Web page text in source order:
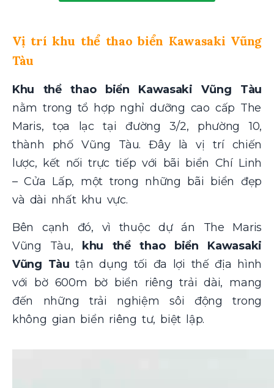
Vị trí khu thể thao biển Kawasaki Vũng
Tàu
Khu thể thao biển Kawasaki Vũng Tàu
nằm trong tổ hợp nghỉ dưỡng cao cấp The
Maris, tọa lạc tại đường 3/2, phường 10,
thành phố Vũng Tàu. Đây là vị trí chiến
lược, kết nối trực tiếp với bãi biển Chí Linh
– Cửa Lấp, một trong những bãi biển đẹp
và dài nhất khu vực.
Bên cạnh đó, vì thuộc dự án The Maris
Vũng Tàu, khu thể thao biển Kawasaki
Vũng Tàu tận dụng tối đa lợi thế địa hình
với bờ 600m bờ biển riêng trải dài, mang
đến những trải nghiệm sôi động trong
không gian biển riêng tư, biệt lập.